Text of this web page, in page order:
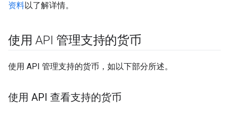
资料以了解详情。
使用 API 管理支持的货币
使用 API 管理支持的货币，如以下部分所述。
使用 API 查看支持的货币